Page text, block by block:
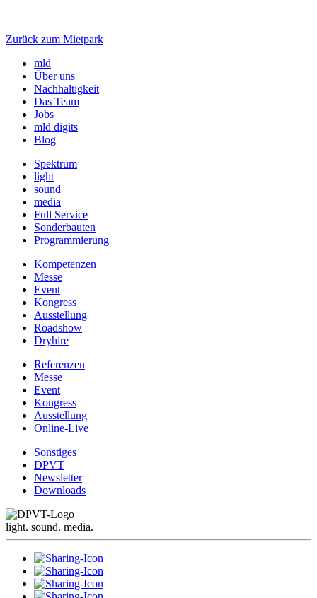
Zurück zum Mietpark
mld
Über uns
Nachhaltigkeit
Das Team
Jobs
mld digits
Blog
Spektrum
light
sound
media
Full Service
Sonderbauten
Programmierung
Kompetenzen
Messe
Event
Kongress
Ausstellung
Roadshow
Dryhire
Referenzen
Messe
Event
Kongress
Ausstellung
Online-Live
Sonstiges
DPVT
Newsletter
Downloads
light. sound. media.